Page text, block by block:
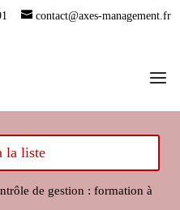
contact@axes-management.fr
la liste
de gestion : formation à